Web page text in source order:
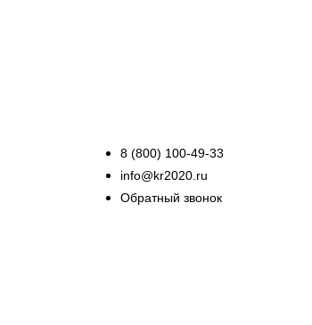
8 (800) 100-49-33
info@kr2020.ru
Обратный звонок